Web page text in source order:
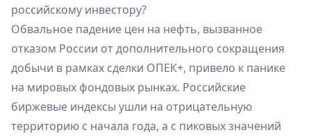
российскому инвестору?
Обвальное падение цен на нефть, вызванное
отказом России от дополнительного сокращения
добычи в рамках сделки ОПЕК+, привело к панике
на мировых фондовых рынках. Российские
биржевые индексы ушли на отрицательную
территорию с начала года, а с пиковых значений